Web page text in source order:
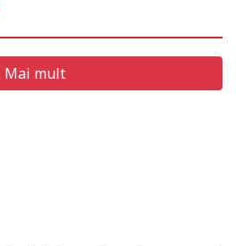
Mai mult